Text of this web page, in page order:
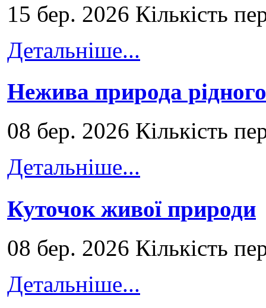
15 бер. 2026 Кількість
Детальніше...
Нежива природа
08 бер. 2026 Кількість
Детальніше...
Куточок живої природи
08 бер. 2026 Кількість
Детальніше...